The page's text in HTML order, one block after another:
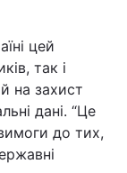
цей
так і
на захист
дані. “Це
до тих,